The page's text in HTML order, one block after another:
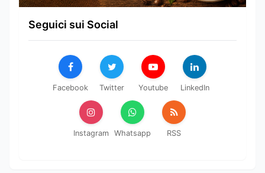
Seguici sui Social
Facebook Twitter Youtube LinkedIn
Instagram Whatsapp RSS